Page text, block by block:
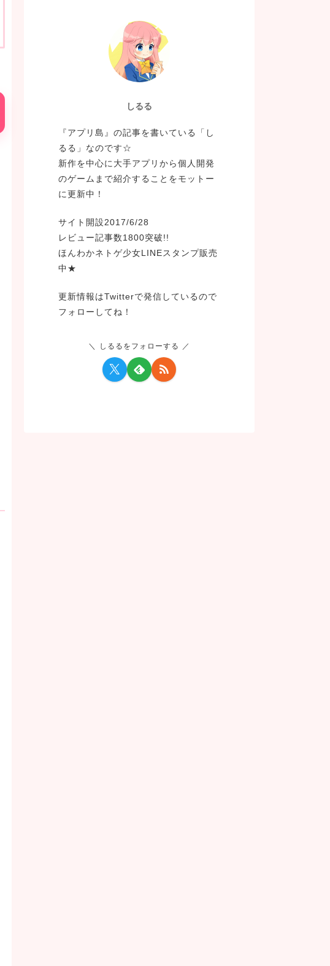
しるる
『アプリ島』の記事を書いている「し
るる」なのです☆
新作を中心に大手アプリから個人開発
のゲームまで紹介することをモットー
に更新中！
サイト開設2017/6/28
レビュー記事数1800突破!!
ほんわかネトゲ少女LINEスタンプ販売
中★
更新情報はTwitterで発信しているので
フォローしてね！
しるるをフォローする